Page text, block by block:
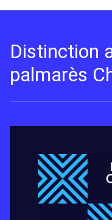
Distinction
palmarès